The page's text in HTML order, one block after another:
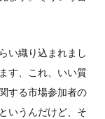
い織り込まれまし
す、これ、いい質
する市場参加者の
いうんだけど、そ